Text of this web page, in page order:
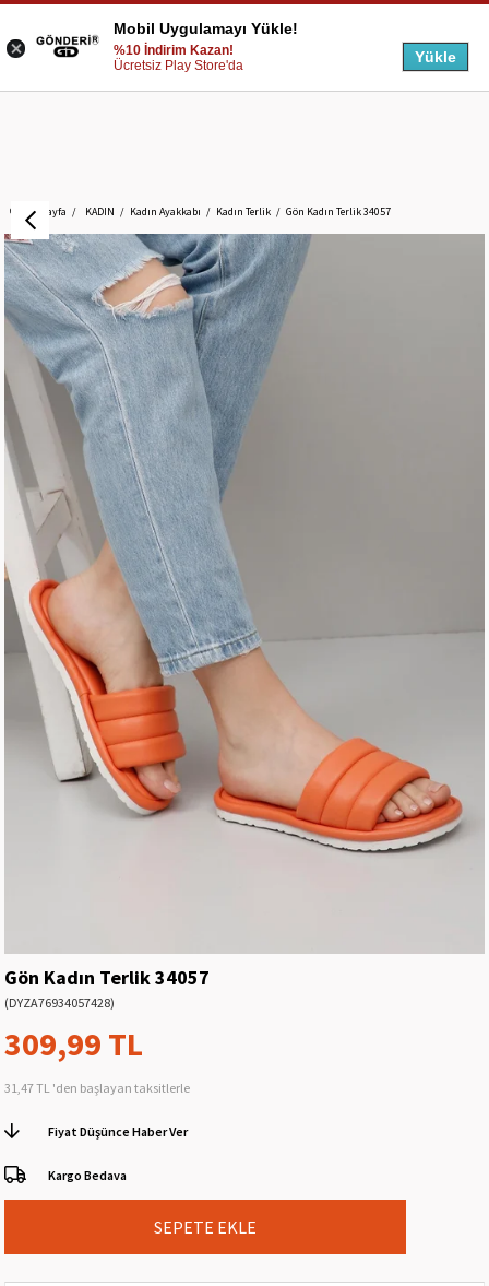
Anasayfa KADIN Kadın Ayakkabı Kadın Terlik Gön Kadın Terlik 34057
Gön Kadın Terlik 34057
(DYZA76934057428)
309,99 TL
31,47 TL 'den başlayan taksitlerle
Fiyat Düşünce Haber Ver
Kargo Bedava
Mobil Uygulamayı Yükle!
%10 İndirim Kazan!
Ücretsiz Play Store'da
Yükle